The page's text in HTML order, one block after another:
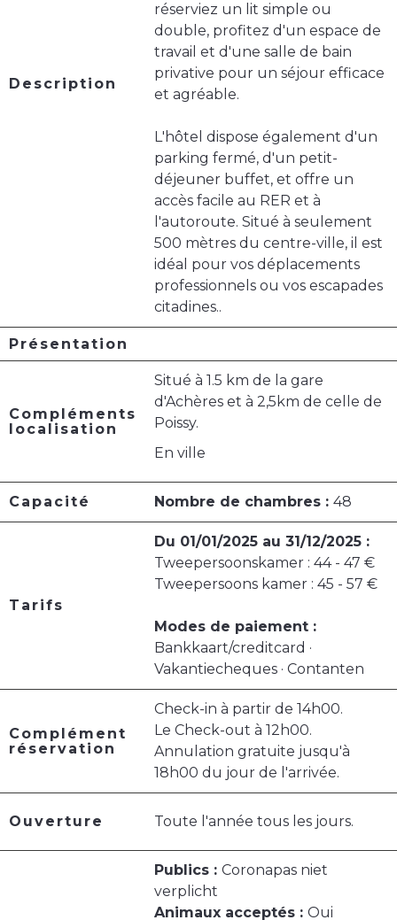
Description
réserviez un lit simple ou
double, profitez d'un espace de
travail et d'une salle de bain
privative pour un séjour efficace
et agréable.
L'hôtel dispose également d'un
parking fermé, d'un petit-
déjeuner buffet, et offre un
accès facile au RER et à
l'autoroute. Situé à seulement
500 mètres du centre-ville, il est
idéal pour vos déplacements
professionnels ou vos escapades
citadines..
Présentation
Compléments
localisation
Situé à 1.5 km de la gare
d'Achères et à 2,5km de celle de
Poissy.
En ville
Capacité Nombre de chambres : 48
Tarifs
Du 01/01/2025 au 31/12/2025 :
Tweepersoonskamer : 44 - 47 €
Tweepersoons kamer : 45 - 57 €
Modes de paiement :
Bankkaart/creditcard ·
Vakantiecheques · Contanten
Complément
réservation
Check-in à partir de 14h00.
Le Check-out à 12h00.
Annulation gratuite jusqu'à
18h00 du jour de l'arrivée.
Ouverture Toute l'année tous les jours.
Publics : Coronapas niet
verplicht
Animaux acceptés : Oui